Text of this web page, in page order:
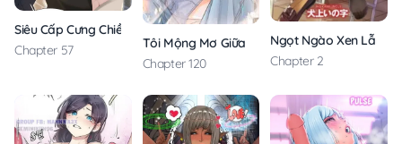
Siêu Cấp Cưng Chiều
Chapter 57
Tôi Mộng Mơ Giữa Ban Ngày
Chapter 120
Ngọt Ngào Xen Lẫn
Chapter 2